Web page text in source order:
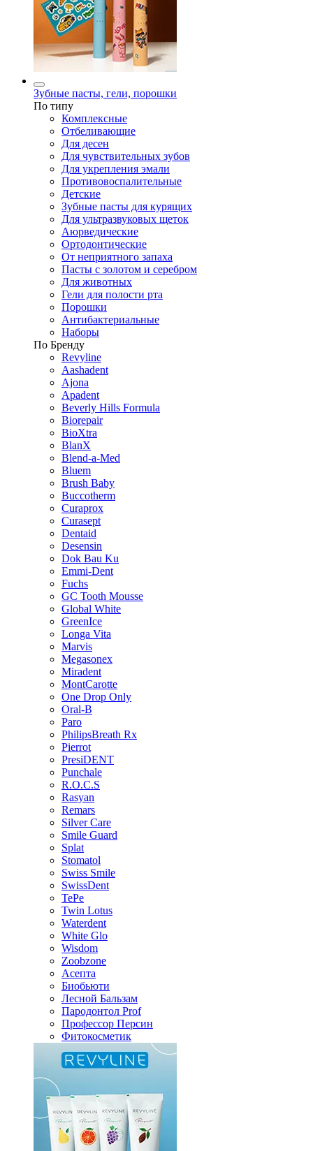
Зубные пасты, гели, порошки
По типу
Комплексные
Отбеливающие
Для десен
Для чувствительных зубов
Для укрепления эмали
Противовоспалительные
Детские
Зубные пасты для курящих
Для ультразвуковых щеток
Аюрведические
Ортодонтические
От неприятного запаха
Пасты с золотом и серебром
Для животных
Гели для полости рта
Порошки
Антибактериальные
Наборы
По Бренду
Revyline
Aashadent
Ajona
Apadent
Beverly Hills Formula
Biorepair
BioXtra
BlanX
Blend-a-Med
Bluem
Brush Baby
Buccotherm
Curaprox
Curasept
Dentaid
Desensin
Dok Bau Ku
Emmi-Dent
Fuchs
GC Tooth Mousse
Global White
GreenIce
Longa Vita
Marvis
Megasonex
Miradent
MontCarotte
One Drop Only
Oral-B
Paro
PhilipsBreath Rx
Pierrot
PresiDENT
Punchale
R.O.C.S
Rasyan
Remars
Silver Care
Smile Guard
Splat
Stomatol
Swiss Smile
SwissDent
TePe
Twin Lotus
Waterdent
White Glo
Wisdom
Zoobzone
Асепта
Биобьюти
Лесной Бальзам
Пародонтол Prof
Профессор Персин
Фитокосметик